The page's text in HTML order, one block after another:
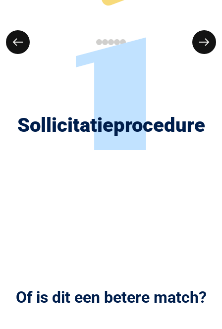
1
Stuur je CV en motivatie op
Sollicitatie­procedure
Of is dit een betere match?